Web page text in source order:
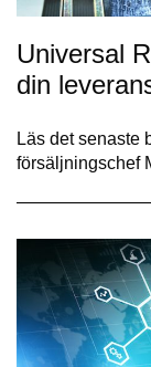
Universal
din
Läs det senaste
försäljningschef